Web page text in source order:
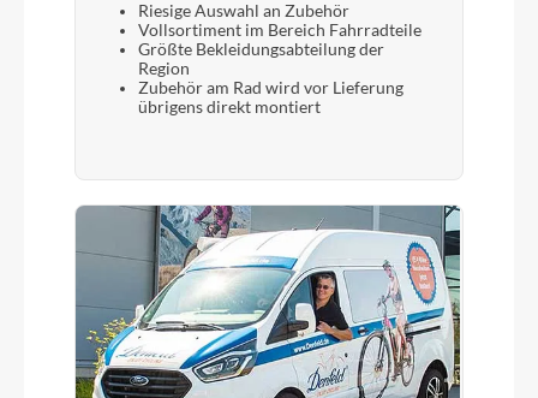
Riesige Auswahl an Zubehör
Vollsortiment im Bereich Fahrradteile
Größte Bekleidungsabteilung der
Region
Zubehör am Rad wird vor Lieferung
übrigens direkt montiert